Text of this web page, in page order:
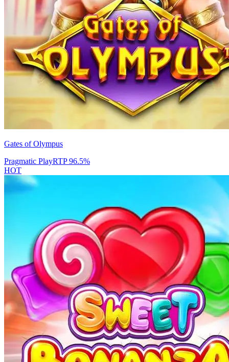
Gates of Olympus
Pragmatic PlayRTP96.5%
HOT